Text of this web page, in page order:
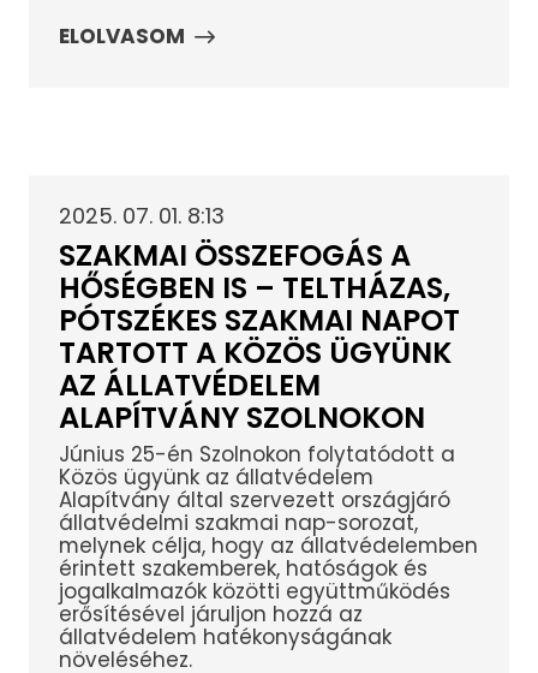
ELOLVASOM
2025. 07. 01. 8:13
SZAKMAI ÖSSZEFOGÁS A
HŐSÉGBEN IS – TELTHÁZAS,
PÓTSZÉKES SZAKMAI NAPOT
TARTOTT A KÖZÖS ÜGYÜNK
AZ ÁLLATVÉDELEM
ALAPÍTVÁNY SZOLNOKON
Június 25-én Szolnokon folytatódott a
Közös ügyünk az állatvédelem
Alapítvány által szervezett országjáró
állatvédelmi szakmai nap-sorozat,
melynek célja, hogy az állatvédelemben
érintett szakemberek, hatóságok és
jogalkalmazók közötti együttműködés
erősítésével járuljon hozzá az
állatvédelem hatékonyságának
növeléséhez.